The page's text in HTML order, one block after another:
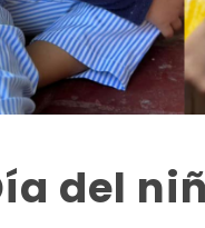
del